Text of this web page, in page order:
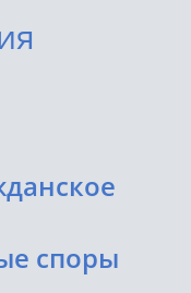
споры